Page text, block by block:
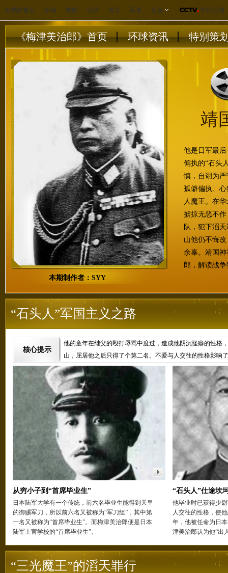
央视网首页 新闻 视频 经济 体育 军事 更多 节目官网
《梅津美治郎》首页 环球资讯 特别策
本期制作者：SYY
靖
他是日军最
偏执的“石头
慎，自诩为
孤僻偏执、
人魔王。在
掳掠无恶不作
队，犯下滔
山他仍不悔
余辜。靖国
郎，解读战
“石头人”军国主义之路
核心提示
他的童年在继父的殴打辱骂中度过，造成他阴沉怪癖的性格
山，屈居他之后只得了个第二名。不爱与人交往的性格影响
从穷小子到“首席毕业生”
日本陆军大学有一个传统，前六名毕业生能得到天皇
的御赐军刀，所以前六名又被称为“军刀组”，其中第
一名又被称为“首席毕业生”。而梅津美治郎便是日本
陆军士官学校的“首席毕业生”。
“石头人”仕途坎
他毕业时已获得少
人交往的性格，使
年，他被任命为日
津美治郎认为他“
“三光魔王”的滔天罪行